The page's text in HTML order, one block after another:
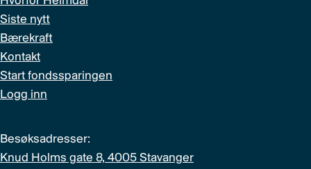
Siste nytt
Bærekraft
Kontakt
Start fondssparingen
Logg inn
Besøksadresser:
Knud Holms gate 8, 4005 Stavanger